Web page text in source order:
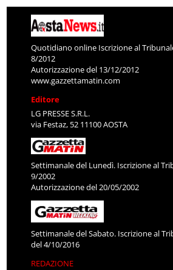
Quotidiano online Iscrizione al
8/2012
Autorizzazione del 13/12/2012
www.gazzettamatin.com
Editore
LG PRESSE S.R.L.
via Festaz, 52 11100 AOSTA
Settimanale del Lunedì. Iscrizione al
9/2002
Autorizzazione del 20/05/2002
Settimanale del Sabato. Iscrizione al
del 4/10/2016
REDAZIONE